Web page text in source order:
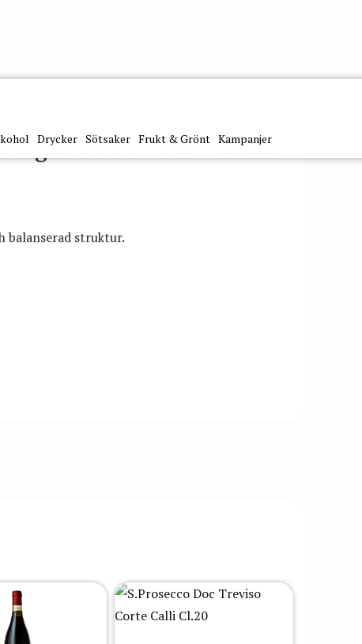
Drycker Sötsaker Frukt & Grönt Kampanjer
Doc 0.75Cl Cantine
balanserad struktur.